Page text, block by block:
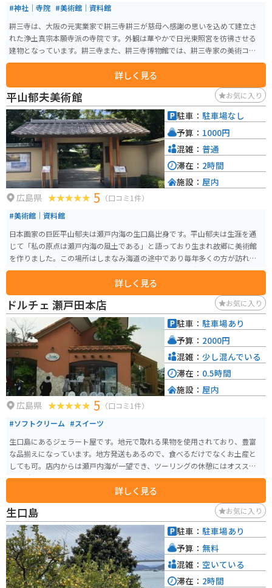
#神社｜寺院 #美術館｜資料館
耕三寺は、大阪の元実業家で耕三寺耕三が慈母へ感謝の思いを込めて建立さ
れた浄土真宗本願寺派の寺院です。外観は華やかで日光東照宮を彷彿させる
建物となっています。耕三寺また、耕三寺博物館では、耕三寺家の美術コレ
クションを公開しています。
詳しく見る
平山郁夫美術館 お気に入り
広島県 5 （口コミ1件）
#美術館｜資料館
日本画家の巨匠平山郁夫は瀬戸内海の生口島出身です。平山郁夫は生涯を通
じて「私の原点は瀬戸内海の風土である」と語っており生まれ故郷に美術館
を作りました。この場所はしまなみ海道の途中であり毎年多くの方が訪れま
す。建物内は広々としており静かに絵画を楽しむことが出来ます。
詳しく見る
駐車： 駐車場なし
予算： 1000円
混雑： 普通
滞在： 2時間
施設： 屋内
ドルチェ 瀬戸田本店 お気に入り
広島県 5 （口コミ1件）
#ソフトクリーム #スイーツ
生口島にあるジェラート屋です。地元で取れる果物を使用されており、豊富
な品揃えになっています。地方発送もあるので、食べるだけでなくお土産と
しても可。店内からは瀬戸内海が一望でき、ツーリングの休憩にはオススメ
の場所です。
詳しく見る
駐車： 駐車場あり
予算： 2000円
混雑： 少し混んでいる
滞在： 0.5時間
施設： 屋内
生口島 お気に入り
駐車： 駐車場あり
予算： 無料
混雑： 空いている
滞在： 2時間